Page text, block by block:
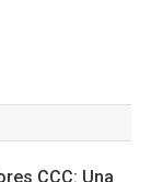
CCC: Una